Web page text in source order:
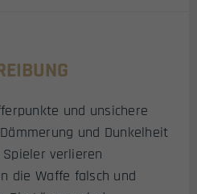
und unsichere
und Dunkelheit
verlieren
die Waffe falsch und